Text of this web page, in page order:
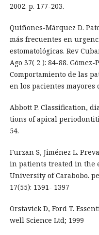
2002. p. 177-203.
Quiñones-Márquez D.
más frecuentes en
estomatológicas. Rev
Ago 37( 2 ): 84-88.
Comportamiento de las
en los pacientes mayores
Abbott P. Classification,
tions of apical
54.
Furzan S, Jiménez L.
in patients treated in the
University of Carabobo.
17(55): 1391- 1397
Orstavick D, Ford T.
well Science Ltd; 1999